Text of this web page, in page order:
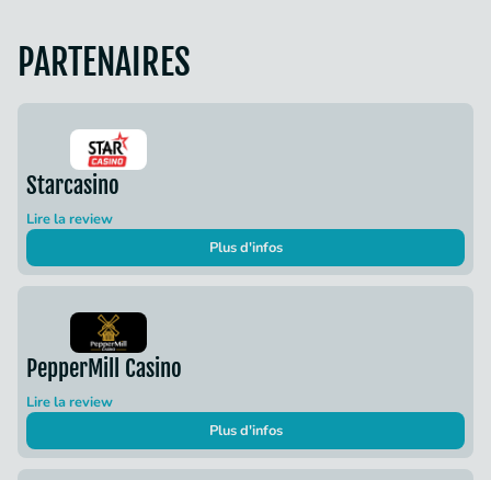
PARTENAIRES
Starcasino
Lire la review
Plus d'infos
PepperMill Casino
Lire la review
Plus d'infos